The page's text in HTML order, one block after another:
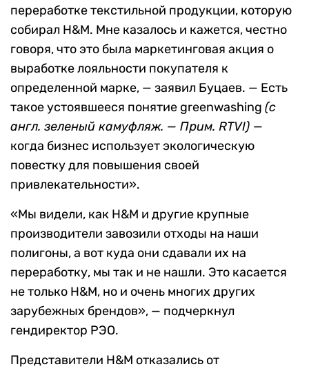
переработке текстильной продукции, которую
собирал H&M. Мне казалось и кажется, честно
говоря, что это была маркетинговая акция о
выработке лояльности покупателя к
определенной марке, — заявил Буцаев. — Есть
такое устоявшееся понятие greenwashing (с
англ. зеленый камуфляж. — Прим. RTVI) —
когда бизнес использует экологическую
повестку для повышения своей
привлекательности».
«Мы видели, как H&M и другие крупные
производители завозили отходы на наши
полигоны, а вот куда они сдавали их на
переработку, мы так и не нашли. Это касается
не только H&M, но и очень многих других
зарубежных брендов», — подчеркнул
гендиректор РЭО.
Представители H&M отказались от